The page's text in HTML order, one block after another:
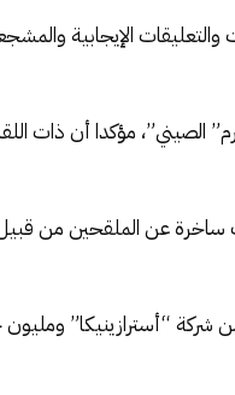
الإيجابية
الصيني”، مؤكدا أن ذات
ساخرة عن الملقحين من
عملية تلقيح المواطنين، حيث توصل لحد الساعة ب7 ملايين جرعة من اللقاحات، 6 ملايين من